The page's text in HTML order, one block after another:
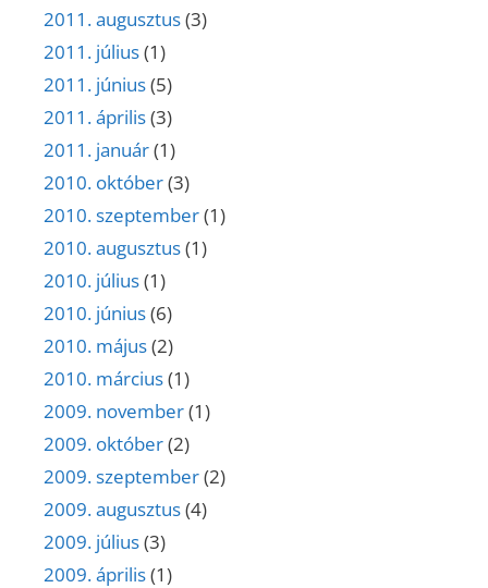
2011. augusztus(3)
2011. július(1)
2011. június(5)
2011. április(3)
2011. január(1)
2010. október(3)
2010. szeptember(1)
2010. augusztus(1)
2010. július(1)
2010. június(6)
2010. május(2)
2010. március(1)
2009. november(1)
2009. október(2)
2009. szeptember(2)
2009. augusztus(4)
2009. július(3)
2009. április(1)